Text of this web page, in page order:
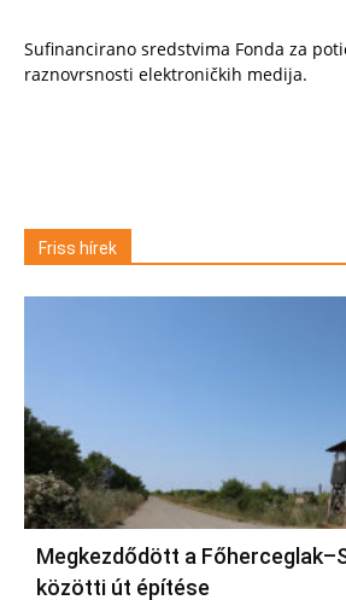
Sufinancirano sredstvima Fonda za
raznovrsnosti elektroničkih medija.
Friss hírek
Megkezdődött a
közötti út építése